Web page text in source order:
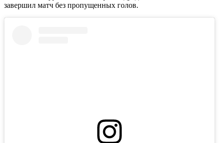
завершил матч без пропущенных голов.